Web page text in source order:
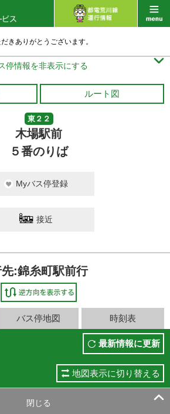
きありがとうございます。
停情報を非表示にする 
ルート図
東２２
木場駅前
５番のりば
Myバス停登録
接近
:錦糸町駅前行
バス停地図 時刻表
最新情報に更新
地図表示に切り替える
閉じる 